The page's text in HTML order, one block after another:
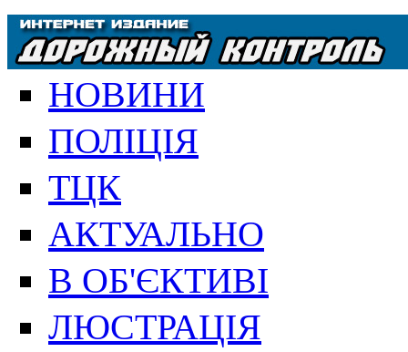
НОВИНИ
ПОЛІЦІЯ
ТЦК
АКТУАЛЬНО
В ОБ'ЄКТИВІ
ЛЮСТРАЦІЯ